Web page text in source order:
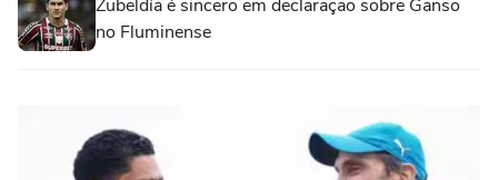
Zubeldía é sincero em declaração sobre Ganso
no Fluminense